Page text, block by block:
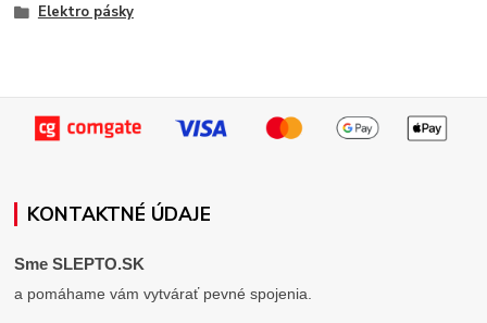
Elektro pásky
KONTAKTNÉ ÚDAJE
Sme SLEPTO.SK
a pomáhame vám vytvárať pevné spojenia.